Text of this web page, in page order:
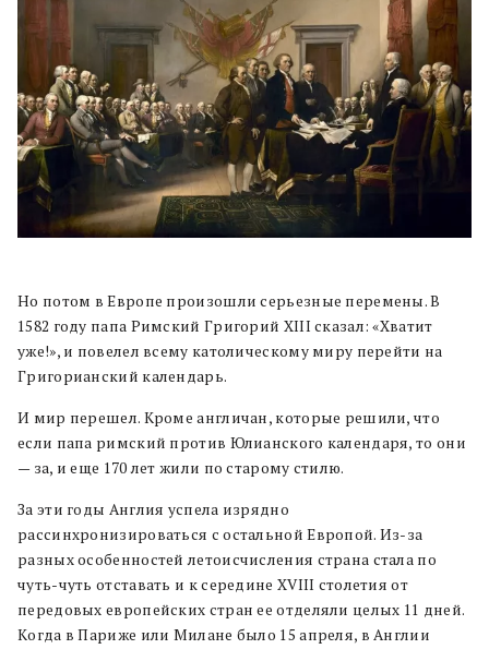
Но потом в Европе произошли серьезные перемены. В
1582 году папа Римский Григорий XIII сказал: «Хватит
уже!», и повелел всему католическому миру перейти на
Григорианский календарь.
И мир перешел. Кроме англичан, которые решили, что
если папа римский против Юлианского календаря, то они
— за, и еще 170 лет жили по старому стилю.
За эти годы Англия успела изрядно
рассинхронизироваться с остальной Европой. Из-за
разных особенностей летоисчисления страна стала по
чуть-чуть отставать и к середине XVIII столетия от
передовых европейских стран ее отделяли целых 11 дней.
Когда в Париже или Милане было 15 апреля, в Англии